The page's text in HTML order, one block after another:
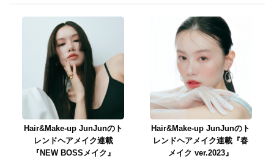
Hair&Make-up JunJunのト
レンドヘアメイク連載
『NEW BOSSメイク』
Hair&Make-up JunJunのト
レンドヘアメイク連載『春
メイク ver.2023』